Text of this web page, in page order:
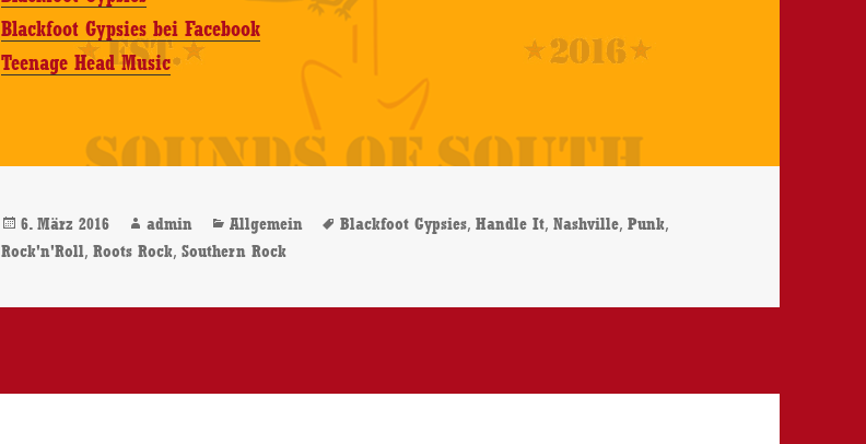
Blackfoot Gypsies bei Facebook
Teenage Head Music
Veröffentlicht
am
6. März 2016 Autor
admin Kategorien
Allgemein Schlagwörter
Blackfoot Gypsies,Handle It,Nashville,Punk,
Rock'n'Roll,Roots Rock,Southern Rock